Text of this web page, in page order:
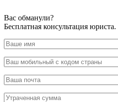
Вас обманули?
Бесплатная консультация юриста.